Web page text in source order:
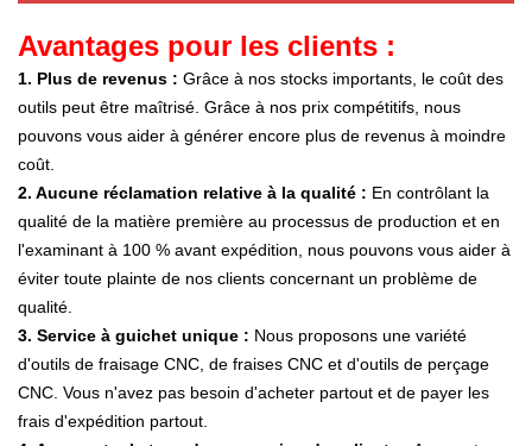
Avantages pour les clients :
1. Plus de revenus : Grâce à nos stocks importants, le coût des
outils peut être maîtrisé. Grâce à nos prix compétitifs, nous
pouvons vous aider à générer encore plus de revenus à moindre
coût.
2. Aucune réclamation relative à la qualité : En contrôlant la
qualité de la matière première au processus de production et en
l'examinant à 100 % avant expédition, nous pouvons vous aider à
éviter toute plainte de nos clients concernant un problème de
qualité.
3. Service à guichet unique : Nous proposons une variété
d'outils de fraisage CNC, de fraises CNC et d'outils de perçage
CNC. Vous n'avez pas besoin d'acheter partout et de payer les
frais d'expédition partout.